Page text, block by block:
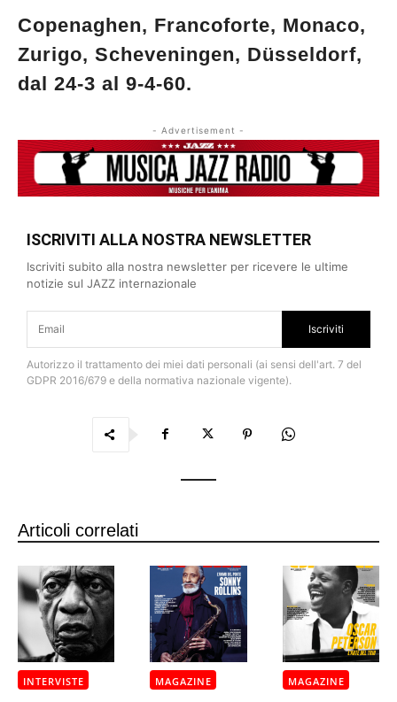
Copenaghen, Francoforte, Monaco,
Zurigo, Scheveningen, Düsseldorf,
dal 24-3 al 9-4-60.
- Advertisement -
ISCRIVITI ALLA NOSTRA NEWSLETTER
Iscriviti subito alla nostra newsletter per ricevere le ultime
notizie sul JAZZ internazionale
Iscriviti
Autorizzo il trattamento dei miei dati personali (ai sensi dell'art. 7 del
GDPR 2016/679 e della normativa nazionale vigente).
Articoli correlati
INTERVISTE MAGAZINE MAGAZINE